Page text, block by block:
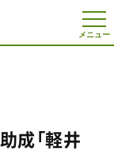
t
o
成「軽井